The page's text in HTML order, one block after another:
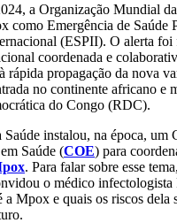
a Organização Mundial
como Emergência de Saúde
(ESPII). O alerta foi
coordenada e
rápida propagação da nova
no continente africano e
do Congo (RDC).
instalou, na época, um
Saúde (COE) para
. Para falar sobre esse
o médico
a Mpox e quais os riscos dela